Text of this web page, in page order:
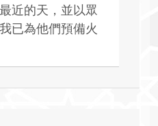
近的天，並以眾
已為他們預備火